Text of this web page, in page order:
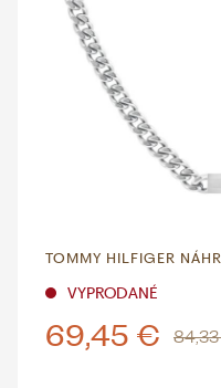
TOMMY HILFIGER
VYPRODANÉ
69,45 €